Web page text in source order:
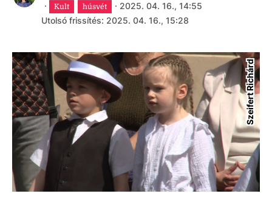
·
Kult húsvét · 2025. 04. 16., 14:55
Utolsó frissítés: 2025. 04. 16., 15:28
Szeifert Richárd